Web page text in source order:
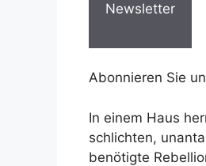
Newsletter
Abonnieren Sie
In einem Haus
schlichten,
benötigte